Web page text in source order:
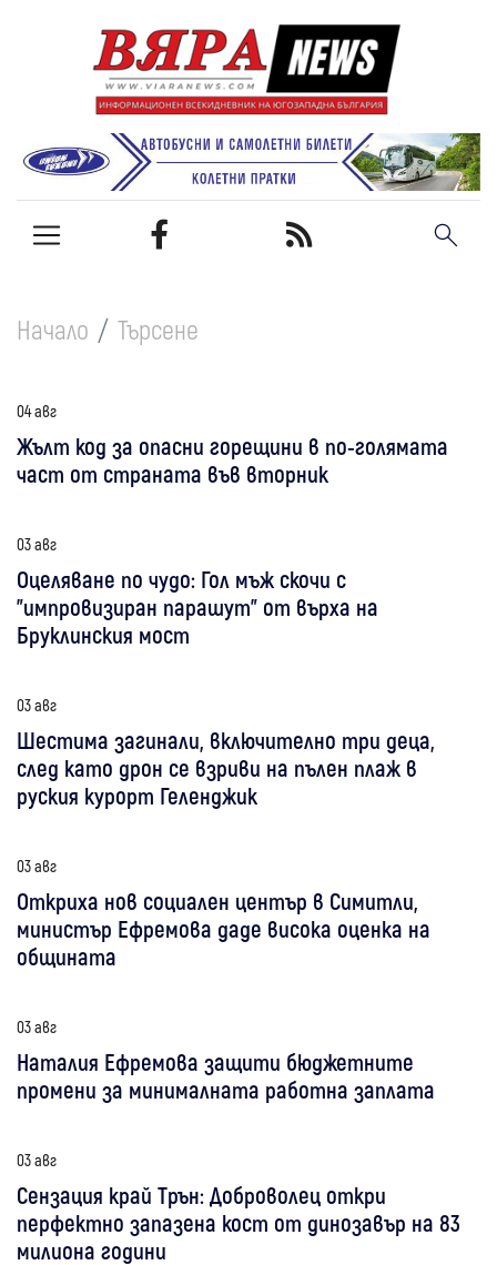
Начало Търсене
04 авг
Жълт код за опасни горещини в по-голямата
част от страната във вторник
03 авг
Оцеляване по чудо: Гол мъж скочи с
"импровизиран парашут" от върха на
Бруклинския мост
03 авг
Шестима загинали, включително три деца,
след като дрон се взриви на пълен плаж в
руския курорт Геленджик
03 авг
Откриха нов социален център в Симитли,
министър Ефремова даде висока оценка на
общината
03 авг
Наталия Ефремова защити бюджетните
промени за минималната работна заплата
03 авг
Сензация край Трън: Доброволец откри
перфектно запазена кост от динозавър на 83
милиона години